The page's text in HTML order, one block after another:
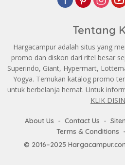
Tentang
Hargacampur adalah situs yang
promo dan diskon dari ritel besar
Superindo, Giant, Hypermart,
Yogya. Temukan katalog promo
untuk berbelanja hemat. Untuk
KLIK
About Us Contact Us
Terms & Conditions
© 2016–2025